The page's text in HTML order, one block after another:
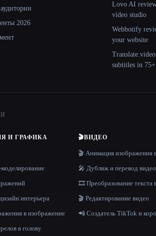
2026
Lovo AI
video studio
Webbotify
your website
subtitles in 75+
И ГРАФИКА
интерьера
в изображение
в голову
🎬ВИДЕО
🎬 Анимация изображения
🎤 Дубляж и перевод видео
🎞️ Преобразование текста
🎬 Редактирование видео
📲 Создатель TikTok и